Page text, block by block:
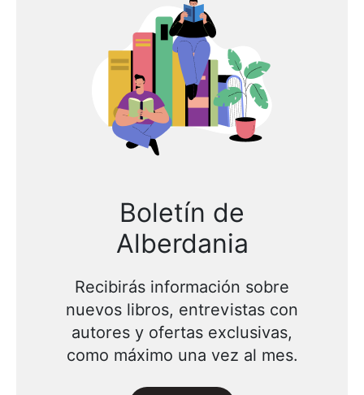
Boletín de
Alberdania
Recibirás información sobre
nuevos libros, entrevistas con
autores y ofertas exclusivas,
como máximo una vez al mes.